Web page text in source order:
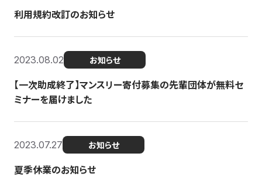
利用規約改訂のお知らせ
2023.08.02 お知らせ
【一次助成終了】マンスリー寄付募集の先輩団体が無料セ
ミナーを届けました
2023.07.27 お知らせ
夏季休業のお知らせ